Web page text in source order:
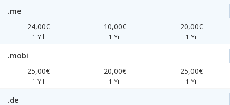
.me
24,00€
1 Yıl
10,00€
1 Yıl
20,00€
1 Yıl
.mobi
25,00€
1 Yıl
20,00€
1 Yıl
25,00€
1 Yıl
.de